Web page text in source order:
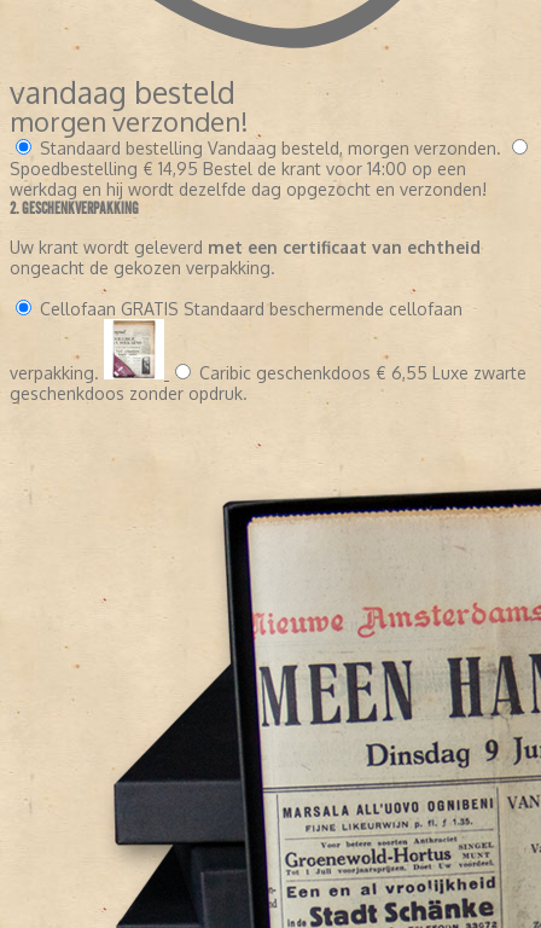
vandaag besteld
morgen verzonden!
Standaard bestelling Vandaag besteld, morgen verzonden.
Spoedbestelling € 14,95 Bestel de krant voor 14:00 op een
werkdag en hij wordt dezelfde dag opgezocht en verzonden!
2. GESCHENKVERPAKKING
Uw krant wordt geleverd met een certificaat van echtheid
ongeacht de gekozen verpakking.
Cellofaan GRATIS Standaard beschermende cellofaan
verpakking. Caribic geschenkdoos € 6,55 Luxe zwarte
geschenkdoos zonder opdruk.